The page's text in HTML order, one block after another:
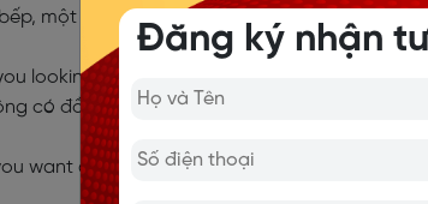
một phòng khách, và một phòng tắm
looking for furnished or unfurnished
có đồ đạc trong nhà?
want a modern or an old property?: anh/chị
Đăng ký nhận